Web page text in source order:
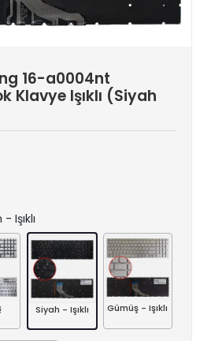
16-a0004nt
Klavye Işıklı (Siyah
Işıklı
Siyah - Işıklı Gümüş - Işıklı